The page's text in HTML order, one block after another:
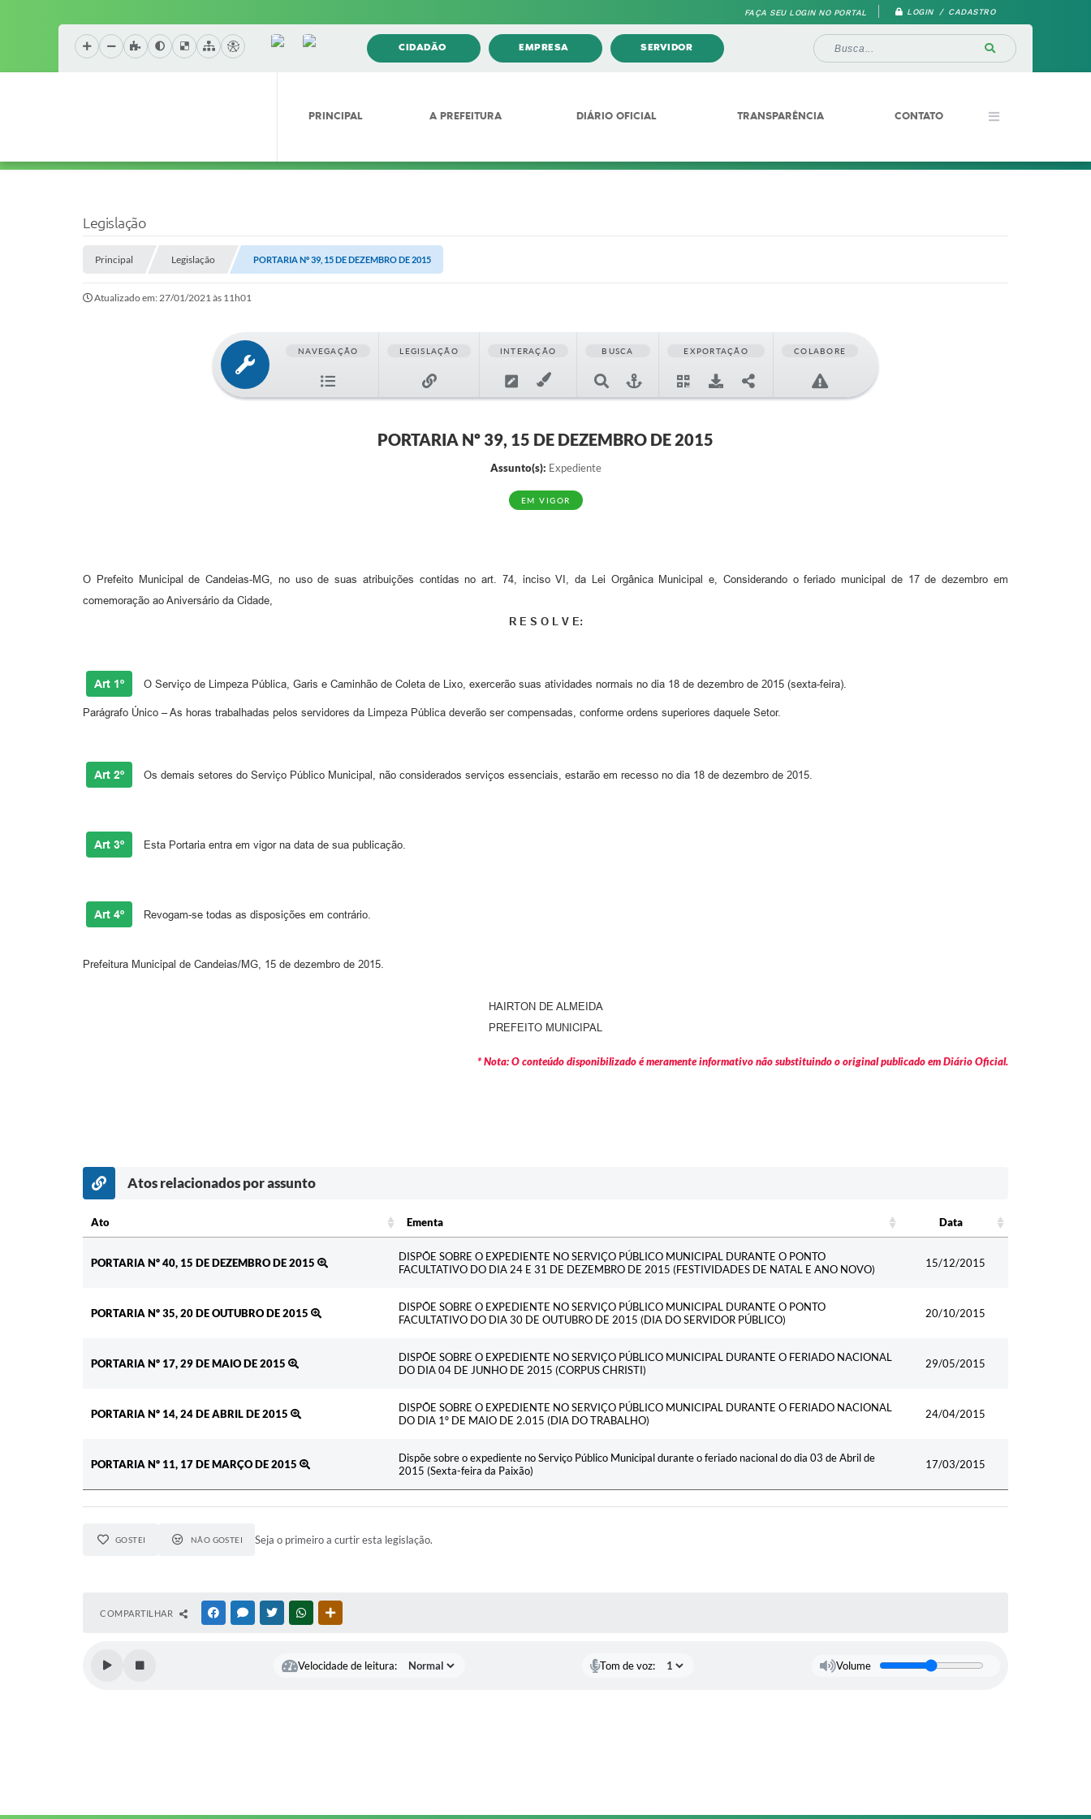
FAÇA SEU LOGIN NO PORTAL LOGIN / CADASTRO
CIDADÃO EMPRESA SERVIDOR
PRINCIPAL A PREFEITURA DIÁRIO OFICIAL TRANSPARÊNCIA CONTATO
Legislação
Principal Legislação PORTARIA Nº 39, 15 DE DEZEMBRO DE 2015
Atualizado em: 27/01/2021 às 11h01
NAVEGAÇÃO LEGISLAÇÃO INTERAÇÃO BUSCA EXPORTAÇÃO COLABORE
PORTARIA Nº 39, 15 DE DEZEMBRO DE 2015
Assunto(s): Expediente
EM VIGOR
O Prefeito Municipal de Candeias-MG, no uso de suas atribuições contidas no art. 74, inciso VI, da Lei Orgânica Municipal e, Considerando o feriado municipal de 17 de dezembro em
comemoração ao Aniversário da Cidade,
R E S O L V E:
Art 1º O Serviço de Limpeza Pública, Garis e Caminhão de Coleta de Lixo, exercerão suas atividades normais no dia 18 de dezembro de 2015 (sexta-feira).
Parágrafo Único – As horas trabalhadas pelos servidores da Limpeza Pública deverão ser compensadas, conforme ordens superiores daquele Setor.
Art 2º Os demais setores do Serviço Público Municipal, não considerados serviços essenciais, estarão em recesso no dia 18 de dezembro de 2015.
Art 3º Esta Portaria entra em vigor na data de sua publicação.
Art 4º Revogam-se todas as disposições em contrário.
Prefeitura Municipal de Candeias/MG, 15 de dezembro de 2015.
HAIRTON DE ALMEIDA
PREFEITO MUNICIPAL
* Nota: O conteúdo disponibilizado é meramente informativo não substituindo o original publicado em Diário Oficial.
Atos relacionados por assunto
Ato Ementa
Data
PORTARIA Nº 40, 15 DE DEZEMBRO DE 2015
DISPÕE SOBRE O EXPEDIENTE NO SERVIÇO PÚBLICO MUNICIPAL DURANTE O PONTO
FACULTATIVO DO DIA 24 E 31 DE DEZEMBRO DE 2015 (FESTIVIDADES DE NATAL E ANO NOVO)
15/12/2015
PORTARIA Nº 35, 20 DE OUTUBRO DE 2015
DISPÕE SOBRE O EXPEDIENTE NO SERVIÇO PÚBLICO MUNICIPAL DURANTE O PONTO
FACULTATIVO DO DIA 30 DE OUTUBRO DE 2015 (DIA DO SERVIDOR PÚBLICO)
20/10/2015
PORTARIA Nº 17, 29 DE MAIO DE 2015
DISPÕE SOBRE O EXPEDIENTE NO SERVIÇO PÚBLICO MUNICIPAL DURANTE O FERIADO NACIONAL
DO DIA 04 DE JUNHO DE 2015 (CORPUS CHRISTI)
29/05/2015
PORTARIA Nº 14, 24 DE ABRIL DE 2015
DISPÕE SOBRE O EXPEDIENTE NO SERVIÇO PÚBLICO MUNICIPAL DURANTE O FERIADO NACIONAL
DO DIA 1º DE MAIO DE 2.015 (DIA DO TRABALHO)
24/04/2015
PORTARIA Nº 11, 17 DE MARÇO DE 2015
Dispõe sobre o expediente no Serviço Público Municipal durante o feriado nacional do dia 03 de Abril de
2015 (Sexta-feira da Paixão)
17/03/2015
GOSTEI NÃO GOSTEI Seja o primeiro a curtir esta legislação.
COMPARTILHAR FACEBOOKMESSENGER
TWITTERWHATSAPP
Velocidade de leitura: Tom de voz: Volume